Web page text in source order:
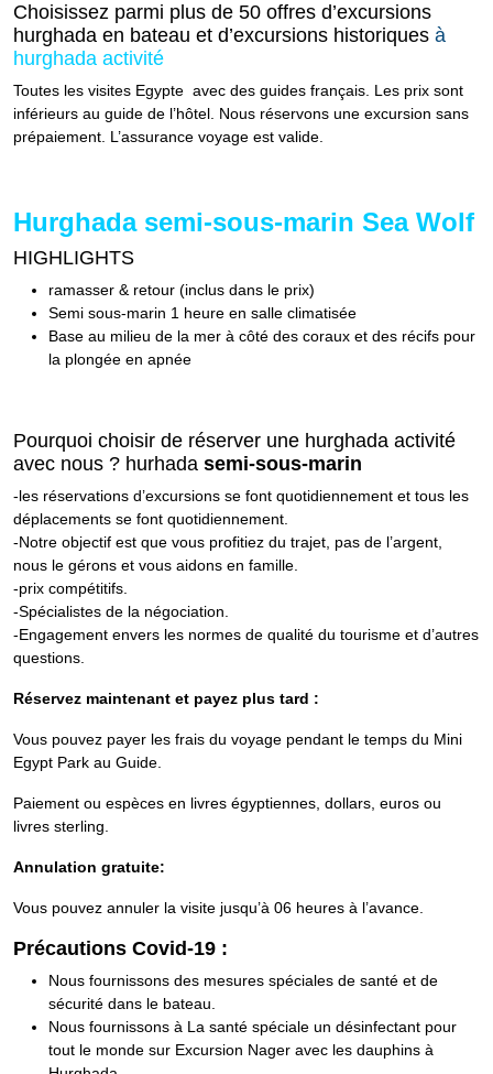
Choisissez parmi plus de 50 offres d’excursions
hurghada en bateau et d’excursions historiques à
hurghada activité
Toutes les visites Egypte avec des guides français. Les prix sont
inférieurs au guide de l’hôtel. Nous réservons une excursion sans
prépaiement. L’assurance voyage est valide.
Hurghada semi-sous-marin Sea Wolf
HIGHLIGHTS
ramasser & retour (inclus dans le prix)
Semi sous-marin 1 heure en salle climatisée
Base au milieu de la mer à côté des coraux et des récifs pour
la plongée en apnée
Pourquoi choisir de réserver une hurghada activité
avec nous ? hurhada semi-sous-marin
-les réservations d’excursions se font quotidiennement et tous les
déplacements se font quotidiennement.
-Notre objectif est que vous profitiez du trajet, pas de l’argent,
nous le gérons et vous aidons en famille.
-prix compétitifs.
-Spécialistes de la négociation.
-Engagement envers les normes de qualité du tourisme et d’autres
questions.
Réservez maintenant et payez plus tard :
Vous pouvez payer les frais du voyage pendant le temps du Mini
Egypt Park au Guide.
Paiement ou espèces en livres égyptiennes, dollars, euros ou
livres sterling.
Annulation gratuite:
Vous pouvez annuler la visite jusqu’à 06 heures à l’avance.
Précautions Covid-19 :
Nous fournissons des mesures spéciales de santé et de
sécurité dans le bateau.
Nous fournissons à La santé spéciale un désinfectant pour
tout le monde sur Excursion Nager avec les dauphins à